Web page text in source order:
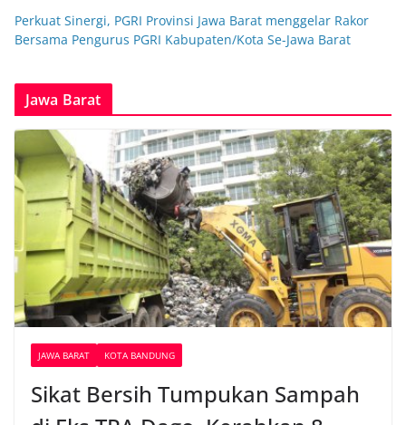
Perkuat Sinergi, PGRI Provinsi Jawa Barat menggelar Rakor
Bersama Pengurus PGRI Kabupaten/Kota Se-Jawa Barat
Jawa Barat
JAWA BARAT KOTA BANDUNG
Sikat Bersih Tumpukan Sampah